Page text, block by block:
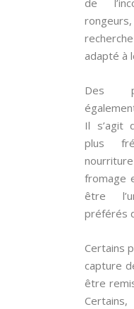
de
adapté à
Des
Il s’agit
plus
fromage
être
préférés
Certains
capture
être